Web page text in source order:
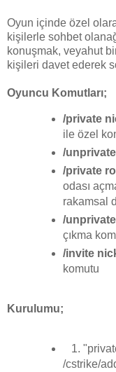
Oyun içinde özel
kişilerle sohbet
konuşmak, veyahut
kişileri davet ederek
Oyuncu Komutları;
/private
ile özel
/unprivate
/private
odası
rakamsal
/
çıkma
/invite
komutu
Kurulumu;
1.
/cstrike/